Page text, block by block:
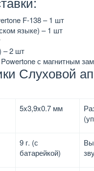
F-138 – 1 шт
языке) – 1 шт
– 2 шт
с магнитным
Слуховой
5x3,9x0.7 мм
9 г. (с
батарейкой)